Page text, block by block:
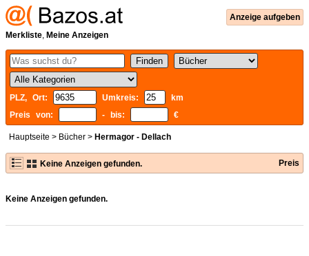
Anzeige aufgeben
Merkliste, Meine Anzeigen
PLZ, Ort: Umkreis:
km
Preis von:
- bis: €
Hauptseite > Bücher > Hermagor - Dellach
Keine Anzeigen gefunden. Preis
Keine Anzeigen gefunden.